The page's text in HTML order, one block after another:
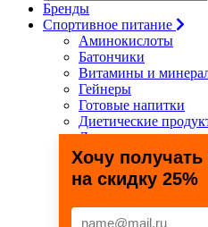
Бренды
Спортивное питание
Аминокислоты
Батончики
Витамины и
Гейнеры
Готовые напитки
Диетические
Для связок и
Жиросжигатели
Здоровье и
Креатин
Специальные
Хочу
на скидку 25%